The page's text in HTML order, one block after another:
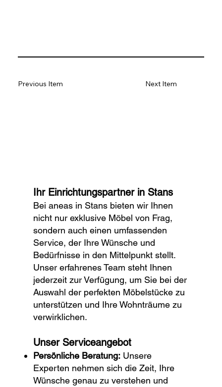
Ihr Einrichtungspartner in Stans
Bei aneas in Stans bieten wir Ihnen
nicht nur exklusive Möbel von Frag,
sondern auch einen umfassenden
Service, der Ihre Wünsche und
Bedürfnisse in den Mittelpunkt stellt.
Unser erfahrenes Team steht Ihnen
jederzeit zur Verfügung, um Sie bei der
Auswahl der perfekten Möbelstücke zu
unterstützen und Ihre Wohnträume zu
verwirklichen.
Unser Serviceangebot
Persönliche Beratung: Unsere
Experten nehmen sich die Zeit, Ihre
Wünsche genau zu verstehen und
Previous Item Next Item